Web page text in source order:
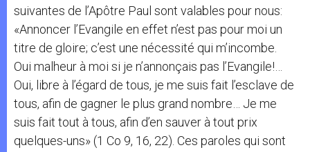
suivantes de l’Apôtre Paul sont valables pour nous:
«Annoncer l’Evangile en effet n’est pas pour moi un
titre de gloire; c’est une nécessité qui m’incombe.
Oui malheur à moi si je n’annonçais pas l’Evangile!…
Oui, libre à l’égard de tous, je me suis fait l’esclave de
tous, afin de gagner le plus grand nombre… Je me
suis fait tout à tous, afin d’en sauver à tout prix
quelques-uns» (1 Co 9, 16, 22). Ces paroles qui sont